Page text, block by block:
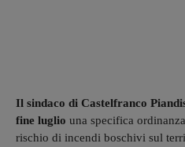
Il sindaco di Castelfranco
fine luglio una specifica
rischio di incendi boschivi sul